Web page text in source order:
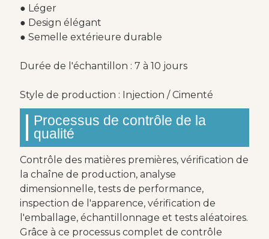
● Léger
● Design élégant
● Semelle extérieure durable
Durée de l'échantillon : 7 à 10 jours
Style de production : Injection / Cimenté
Processus de contrôle de la
qualité
Contrôle des matières premières, vérification de
la chaîne de production, analyse
dimensionnelle, tests de performance,
inspection de l'apparence, vérification de
l'emballage, échantillonnage et tests aléatoires.
Grâce à ce processus complet de contrôle